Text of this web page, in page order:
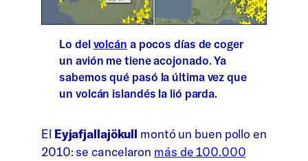
Lo delvolcán a pocos días de coger
un avión me tiene acojonado. Ya
sabemos qué pasó la última vez que
un volcán islandés la lió parda.
El Eyjafjallajökull montó un buen pollo en
2010: se cancelaron más de 100.000